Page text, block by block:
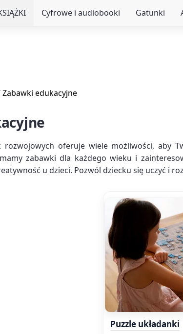
Cyfrowe i audiobooki Gatunki
Zabawki edukacyjne
rozwojowych oferuje wiele możliwości,
zabawki dla każdego wieku i
u dzieci. Pozwól dziecku się uczyć i
Puzzle układanki